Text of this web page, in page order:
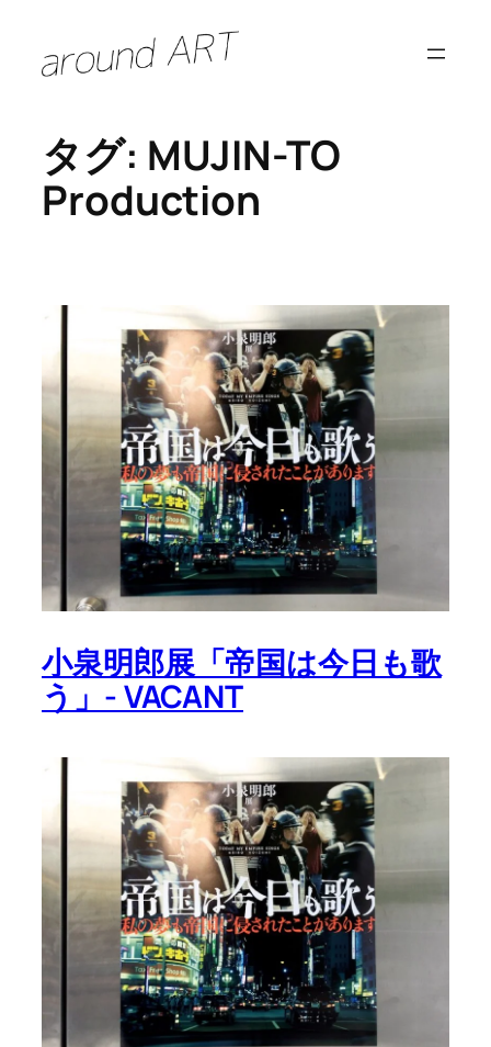
タグ: MUJIN-TO
Production
小泉明郎展「帝国は今日も歌
う」- VACANT